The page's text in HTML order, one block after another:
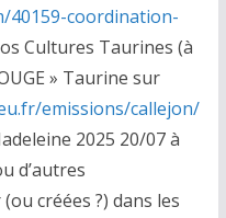
40159-coordination-
Cultures Taurines (à
» Taurine sur
emissions/callejon/
2025 20/07 à
d’autres
créées ?) dans les